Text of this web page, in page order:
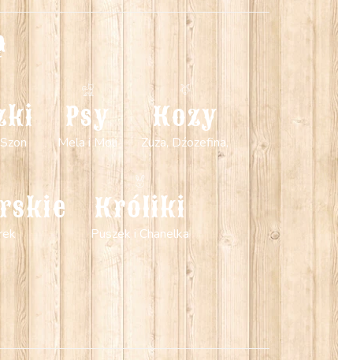
Psy
Mela i Moli
Kozy
Zuza, Dźozefina,
Króliki
Puszek i Chanelka